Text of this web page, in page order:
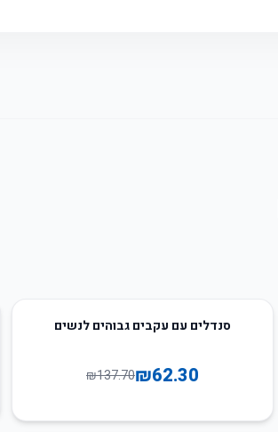
סנדלים עם עקבים גבוהים לנשים
₪62.30
₪137.70